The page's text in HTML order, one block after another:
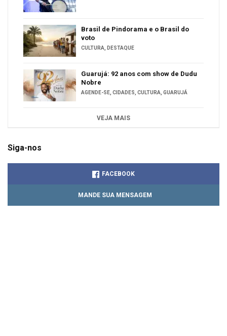
Brasil de Pindorama e o Brasil do
voto
CULTURA, DESTAQUE
Guarujá: 92 anos com show de Dudu
Nobre
AGENDE-SE, CIDADES, CULTURA, GUARUJÁ
VEJA MAIS
Siga-nos
FACEBOOK
MANDE SUA MENSAGEM